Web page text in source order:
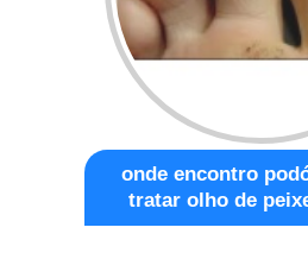
onde encontro
tratar olho de